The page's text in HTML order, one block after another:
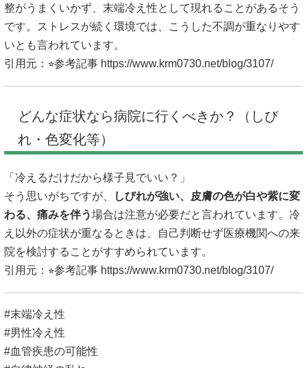
整がうまくいかず、末端冷え性として現れることがあるそう
です。ストレスが続く環境では、こうした不調が重なりやす
いとも言われています。
引用元：⭐︎参考記事 https://www.krm0730.net/blog/3107/
どんな症状なら病院に行くべきか？（しび
れ・色変化等）
「冷えるだけだから様子見でいい？」
そう思いがちですが、
しびれが強い、皮膚の色が白や紫に変
わる、痛みを伴う場合は注意が必要だと言われています。冷
え以外の症状が重なるときは、自己判断せず医療機関への来
院を検討することがすすめられています。
引用元：⭐︎参考記事 https://www.krm0730.net/blog/3107/
#末端冷え性
#男性冷え性
#血管疾患の可能性